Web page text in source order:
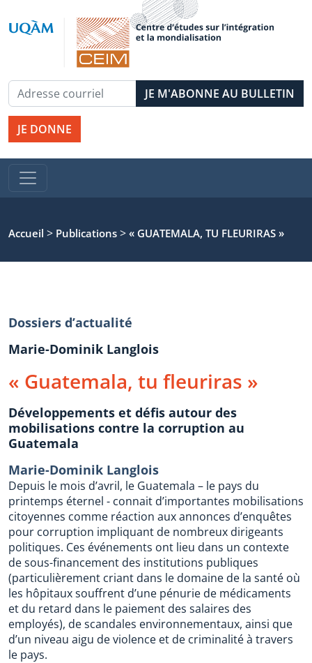
JE DONNE
Accueil > Publications > « GUATEMALA, TU FLEURIRAS »
Dossiers d’actualité
Marie-Dominik Langlois
« Guatemala, tu fleuriras »
Développements et défis autour des
mobilisations contre la corruption au
Guatemala
Marie-Dominik Langlois
Depuis le mois d’avril, le Guatemala – le pays du
printemps éternel - connait d’importantes mobilisations
citoyennes comme réaction aux annonces d’enquêtes
pour corruption impliquant de nombreux dirigeants
politiques. Ces événements ont lieu dans un contexte
de sous-financement des institutions publiques
(particulièrement criant dans le domaine de la santé où
les hôpitaux souffrent d’une pénurie de médicaments
et du retard dans le paiement des salaires des
employés), de scandales environnementaux, ainsi que
d’un niveau aigu de violence et de criminalité à travers
le pays.